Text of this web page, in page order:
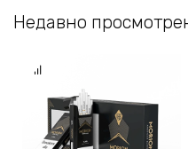
Недавно